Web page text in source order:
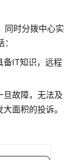
同时分拨中心实
备IT知识，远程
旦故障，无法及
面积的投诉。